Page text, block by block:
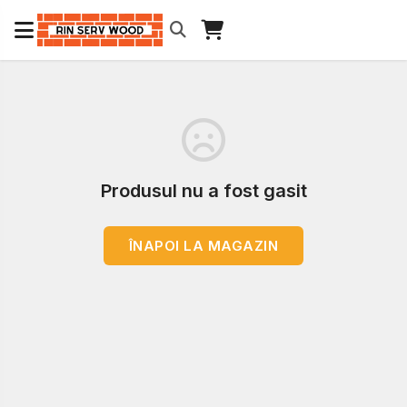
Produsul nu a fost gasit
ÎNAPOI LA MAGAZIN